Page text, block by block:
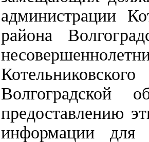
администрации
района
предоставлению
информации для